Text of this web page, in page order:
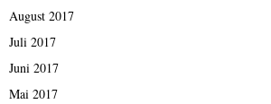
August 2017
Juli 2017
Juni 2017
Mai 2017